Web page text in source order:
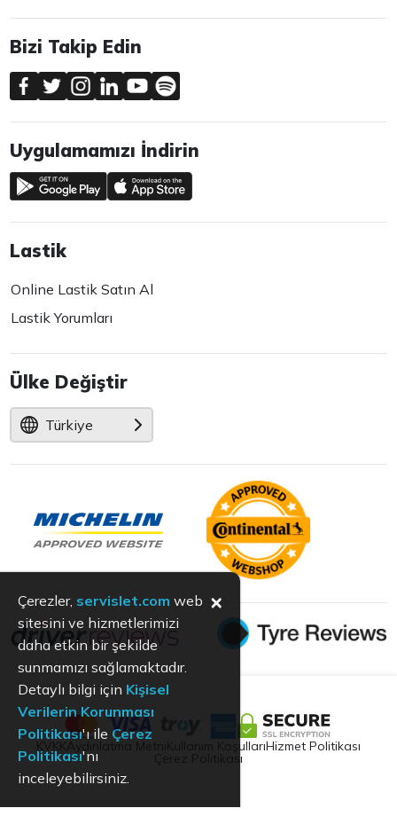
Bizi Takip Edin
Uygulamamızı İndirin
Lastik
Online Lastik Satın Al
Lastik Yorumları
Ülke Değiştir
Türkiye
Aydınlatma Metni Kullanım KoşullarıHizmet Politikası
Çerez Politikası
Çerezler, servislet.com web
sitesini ve hizmetlerimizi
daha etkin bir şekilde
sunmamızı sağlamaktadır.
Detaylı bilgi için Kişisel
Verilerin Korunması
Politikası'ı ile Çerez
Politikası'nı
inceleyebilirsiniz.
×